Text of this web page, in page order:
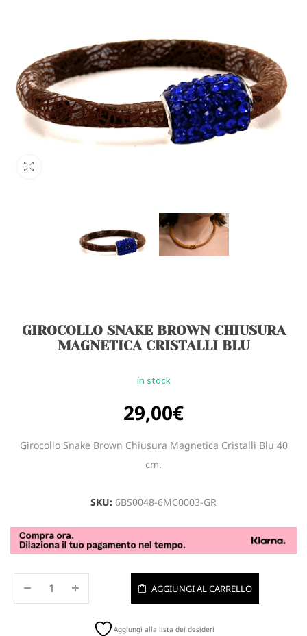
GIROCOLLO SNAKE BROWN CHIUSURA
MAGNETICA CRISTALLI BLU
in stock
29,00€
Girocollo Snake Brown Chiusura Magnetica Cristalli Blu 40
cm.
SKU: 6BS0048-6MC0003-GR
AGGIUNGI AL CARRELLO
Aggiungi alla lista dei desideri